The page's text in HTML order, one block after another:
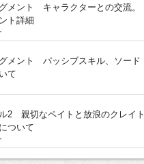
メント キャラクターとの交流。
ト詳細
メント パッシブスキル、ソード
て
2 親切なペイトと放浪のクレイト
ついて